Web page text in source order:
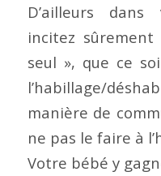
D’ailleurs
incitez
seul », que ce
l’habillage/
manière de
ne pas le faire à
Votre bébé y